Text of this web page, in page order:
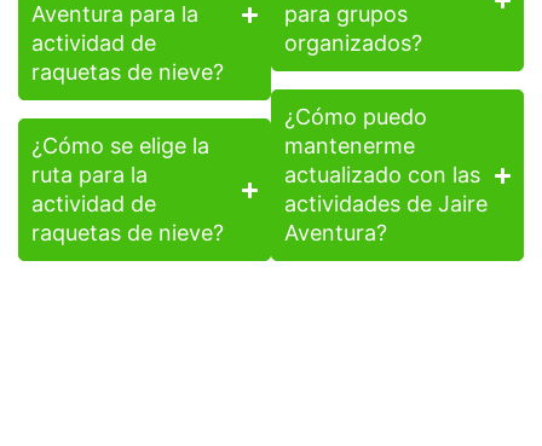
Aventura para la
actividad de
raquetas de nieve?
¿Cómo se elige la
ruta para la
actividad de
raquetas de nieve?
para grupos
organizados?
¿Cómo puedo
mantenerme
actualizado con las
actividades de Jaire
Aventura?